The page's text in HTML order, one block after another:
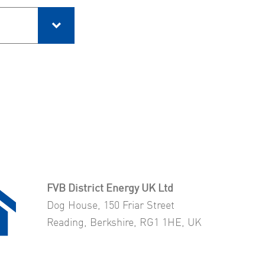
FVB District Energy UK Ltd
Dog House, 150 Friar Street
Reading, Berkshire, RG1 1HE, UK